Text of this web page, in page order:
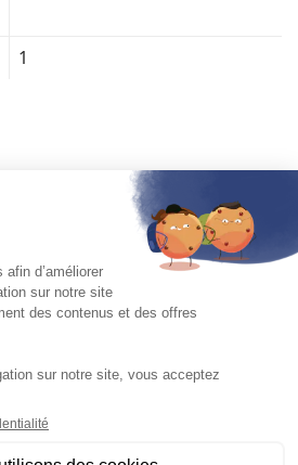
1
confidentialité, gestion des cookies